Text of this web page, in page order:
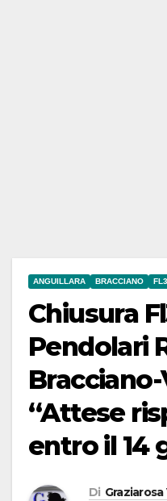
ANGUILLARA BRACCIANO
Chiusura
Pendolari
“Attese
entro il 14
Di Graziarosa